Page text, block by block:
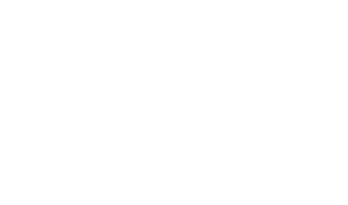
込むことができます。